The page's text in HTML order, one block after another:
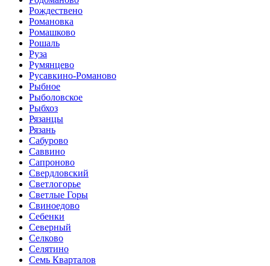
Рождествено
Романовка
Ромашково
Рошаль
Руза
Румянцево
Русавкино-Романово
Рыбное
Рыболовское
Рыбхоз
Рязанцы
Рязань
Сабурово
Саввино
Сапроново
Свердловский
Светлогорье
Светлые Горы
Свиноедово
Себенки
Северный
Селково
Селятино
Семь Кварталов